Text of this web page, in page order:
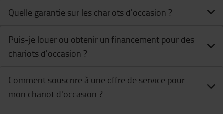
Quelle garantie sur les chariots d'occasion ?
Puis-je louer ou obtenir un financement pour des
chariots d'occasion ?
Comment souscrire à une offre de service pour
mon chariot d'occasion ?